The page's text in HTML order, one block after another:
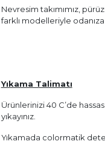
Nevresim takımımız,
farklı modelleriyle
Yıkama Talimatı
Ürünlerinizi 40 C’de
yıkayınız.
Yıkamada colormatik